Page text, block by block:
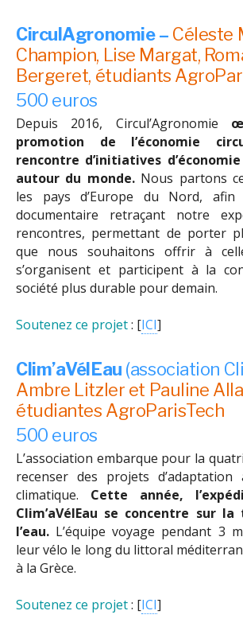
CirculAgronomie – Céleste
Champion, Lise Margat,
Bergeret, étudiants
500 euros
Depuis 2016, Circul’Agronomie
promotion de l’économie
rencontre d’initiatives
autour du monde.Nous partons
les pays d’Europe du Nord,
documentaire retraçant notre
rencontres, permettant de porter
que nous souhaitons offrir à
s’organisent et participent à la
société plus durable pour demain.
Soutenez ce projet: [ICI]
Clim’aVélEau (association
Ambre Litzler et Pauline
étudiantes AgroParisTech
500 euros
L’association embarque pour la
recenser des projets d’adaptation
climatique. Cette année,
Clim’aVélEau se concentre sur
l’eau. L’équipe voyage pendant 3
leur vélo le long du littoral
à la Grèce.
Soutenez ce projet: [ICI]